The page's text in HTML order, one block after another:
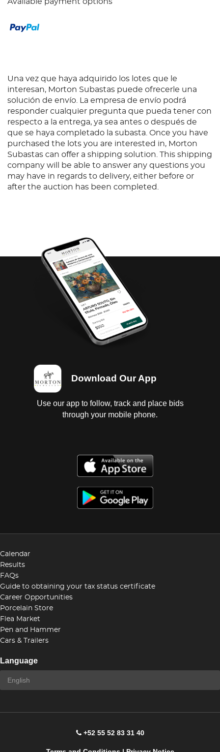
Available payment options
Una vez que haya adquirido los lotes que le
interesan, Morton Subastas puede ofrecerle una
solución de envío. La empresa de envío podrá
responder cualquier pregunta que pueda tener con
respecto a la entrega, ya sea antes o después de
que se haya completado la subasta. Once you have
purchased the lots you are interested in, Morton
Subastas can offer a shipping solution. This shipping
company will be able to answer any questions you
may have in regards to delivery, either before or
after the auction has been completed.
Download Our App
Use our app to follow, track and place bids
through your mobile phone.
Calendar
Results
FAQs
Guide to obtaining your tax status certificate
Career Opportunities
Porcelain Store
Flea Market
Pen and Hammer
Cars & Trailers
Language
+52 55 52 83 31 40